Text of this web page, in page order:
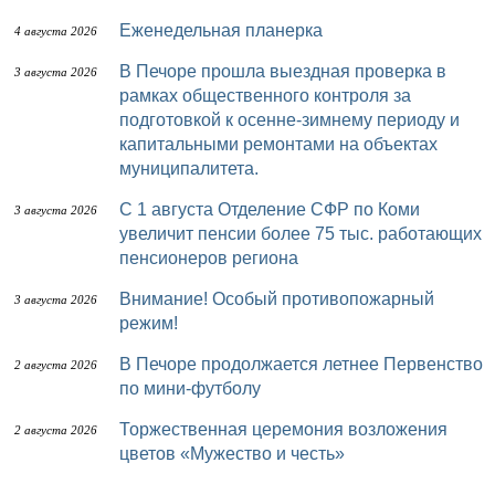
4 августа 2026 Еженедельная планерка
3 августа 2026
В Печоре прошла выездная проверка в
рамках общественного контроля за
подготовкой к осенне-зимнему периоду и
капитальными ремонтами на объектах
муниципалитета.
3 августа 2026
С 1 августа Отделение СФР по Коми
увеличит пенсии более 75 тыс. работающих
пенсионеров региона
3 августа 2026
Внимание! Особый противопожарный
режим!
2 августа 2026
В Печоре продолжается летнее Первенство
по мини-футболу
2 августа 2026
Торжественная церемония возложения
цветов «Мужество и честь»